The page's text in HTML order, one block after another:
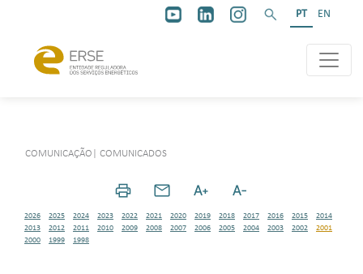
PT EN
COMUNICAÇÃO COMUNICADOS
2026 2025 2024 2023 2022 2021 2020 2019 2018 2017 2016 2015
2014
2013
2012 2011 2010 2009 2008 2007 2006 2005 2004 2003 2002
2001
2000
1999 1998